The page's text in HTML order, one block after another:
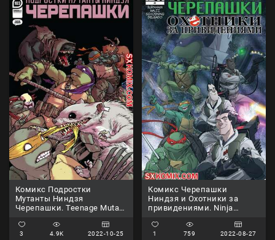
Комикс Подростки
Мутанты Ниндзя
Черепашки. Teenage Mutant
3 4.9K 2022-10-25
Комикс Черепашки
Ниндзя и Охотники за
привидениями. Ninja
Часть 1
1 759 2022-08-27